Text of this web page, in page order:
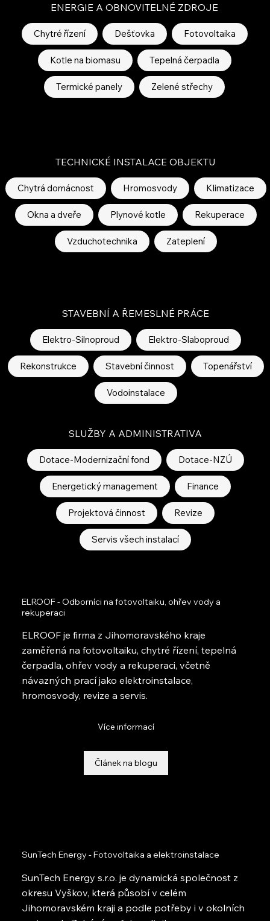
ENERGIE A OBNOVITELNÉ ZDROJE
Chytré řízení Dešťovka Fotovoltaika
Kotle na biomasu Tepelná čerpadla
Termické panely Zelené střechy
TECHNICKÉ INSTALACE OBJEKTU
Chytrá domácnost Hromosvody Klimatizace
Okna a dveře Plynové kotle Rekuperace
Vzduchotechnika Zateplení
STAVEBNÍ A ŘEMESLNÉ PRÁCE
Elektro-Silnoproud Elektro-Slaboproud
Rekonstrukce Stavební činnost Topenářství
Vodoinstalace
SLUŽBY A ADMINISTRATIVA
Dotace-Modernizační fond Dotace-NZÚ
Energetický management Finance
Projektová činnost Revize
Servis všech instalací
ELROOF - Odborníci na fotovoltaiku, ohřev vody a
rekuperaci
ELROOF je firma z Jihomoravského kraje
zaměřená na fotovoltaiku, chytré řízení, tepelná
čerpadla, ohřev vody a rekuperaci, včetně
návazných prací jako elektroinstalace,
hromosvody, revize a servis.
Více informací
Článek na blogu
SunTech Energy - Fotovoltaika a elektroinstalace
SunTech Energy s.r.o. je dynamická společnost z
okresu Vyškov, která působí v celém
Jihomoravském kraji a podle potřeby i v okolních